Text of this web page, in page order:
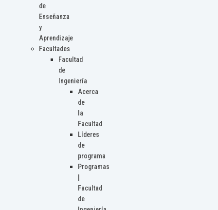
de
Enseñanza
y
Aprendizaje
Facultades
Facultad
de
Ingeniería
Acerca
de
la
Facultad
Líderes
de
programa
Programas
Facultad
de